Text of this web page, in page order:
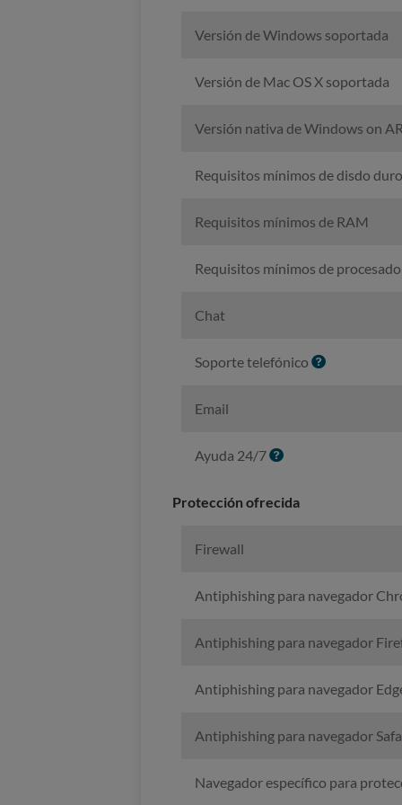
Versión de Windows soportada
Versión de Mac OS X soportada
Versión nativa de Windows on
Requisitos mínimos de disdo duro
Requisitos mínimos de RAM
Requisitos mínimos de
Chat
Soporte telefónico I
Email
Ayuda 24/7I
Protección ofrecida
Firewall
Antiphishing para navegador
Antiphishing para navegador
Antiphishing para navegador
Antiphishing para navegador
Navegador específico para